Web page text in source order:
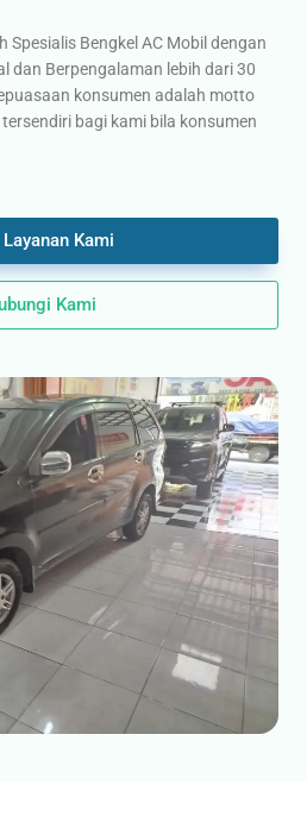
Spesialis Bengkel AC Mobil dengan
dan Berpengalaman lebih dari 30
konsumen adalah motto
bagi kami bila konsumen
Kami
Kami